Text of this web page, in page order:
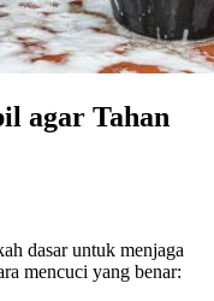
agar Tahan
dasar untuk menjaga
mencuci yang benar: